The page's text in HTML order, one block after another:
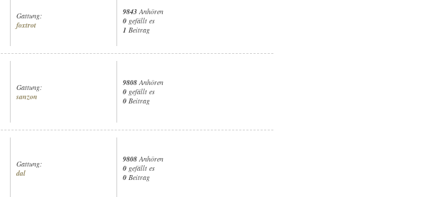
Gattung:
foxtrot
9843 Anhören
0 gefällt es
1 Beitrag
Gattung:
sanzon
9808Anhören
0 gefällt es
0 Beitrag
Gattung:
dal
9808Anhören
0 gefällt es
0 Beitrag